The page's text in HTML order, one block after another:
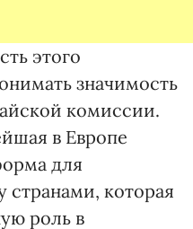
этого
значимость
комиссии.
в Европе
для
странами, которая
роль в